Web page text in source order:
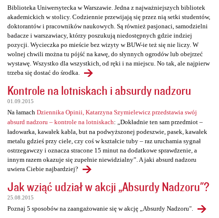
Biblioteka Uniwersytecka w Warszawie. Jedna z najważniejszych bibliotek
akademickich w stolicy. Codziennie przewijają się przez nią setki studentów,
doktorantów i pracowników naukowych. Są również pasjonaci, samodzielni
badacze i warszawiacy, którzy poszukują niedostępnych gdzie indziej
pozycji. Wycieczka po mieście bez wizyty w BUW-ie też się nie liczy. W
wolnej chwili można tu pójść na kawę, do słynnych ogrodów lub obejrzeć
wystawę. Wszystko dla wszystkich, od ręki i na miejscu. No tak, ale najpierw
trzeba się dostać do środka.
Kontrole na lotniskach i absurdy nadzoru
01.09.2015
Na łamach Dziennika Opinii, Katarzyna Szymielewicz przedstawia swój
absurd nadzoru – kontrole na lotniskach: „Dokładnie ten sam przedmiot –
ładowarka, kawałek kabla, but na podwyższonej podeszwie, pasek, kawałek
metalu gdzieś przy ciele, czy coś w kształcie tuby – raz uruchamia sygnał
ostrzegawczy i oznacza stracone 15 minut na dodatkowe sprawdzenie, a
innym razem okazuje się zupełnie niewidzialny”. A jaki absurd nadzoru
uwiera Ciebie najbardziej?
Jak wziąć udział w akcji „Absurdy Nadzoru"?
25.08.2015
Poznaj 5 sposobów na zaangażowanie się w akcję „Absurdy Nadzoru".